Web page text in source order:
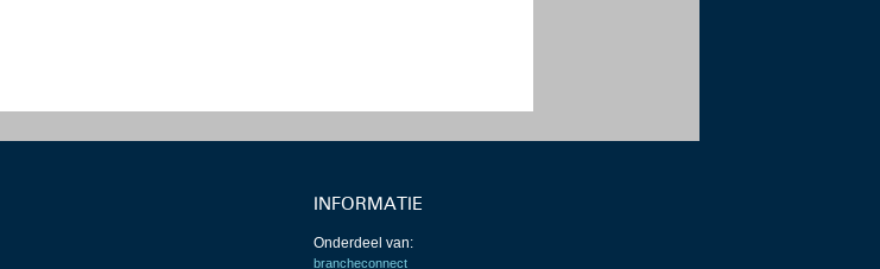
INFORMATIE
Onderdeel van:
brancheconnect